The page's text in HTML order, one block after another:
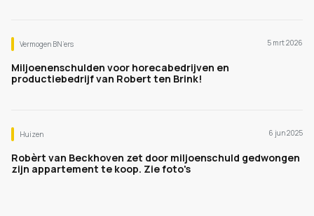
Vermogen BN’ers 5 mrt 2026
Miljoenenschulden voor horecabedrijven en
productiebedrijf van Robert ten Brink!
Huizen 6 jun 2025
Robèrt van Beckhoven zet door miljoenschuld gedwongen
zijn appartement te koop. Zie foto's